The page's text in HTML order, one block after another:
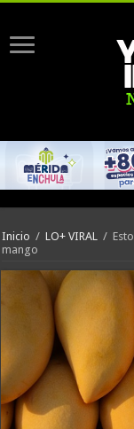
Inicio / LO+ VIRAL /
mango